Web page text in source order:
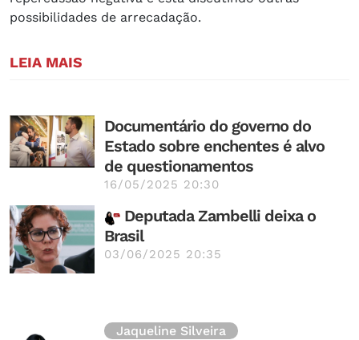
possibilidades de arrecadação.
LEIA MAIS
Documentário do governo do
Estado sobre enchentes é alvo
de questionamentos
16/05/2025 20:30
Deputada Zambelli deixa o
Brasil
03/06/2025 20:35
Jaqueline Silveira